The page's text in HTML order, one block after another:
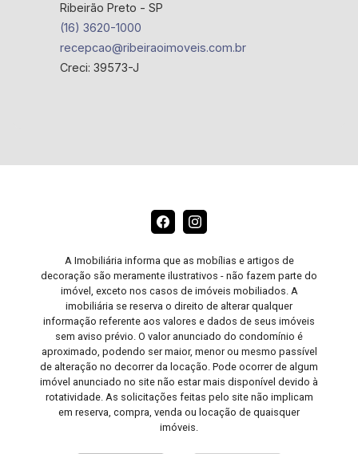
Ribeirão Preto - SP
(16) 3620-1000
recepcao@ribeiraoimoveis.com.br
Creci: 39573-J
A Imobiliária informa que as mobílias e artigos de
decoração são meramente ilustrativos - não fazem parte do
imóvel, exceto nos casos de imóveis mobiliados. A
imobiliária se reserva o direito de alterar qualquer
informação referente aos valores e dados de seus imóveis
sem aviso prévio. O valor anunciado do condomínio é
aproximado, podendo ser maior, menor ou mesmo passível
de alteração no decorrer da locação. Pode ocorrer de algum
imóvel anunciado no site não estar mais disponível devido à
rotatividade. As solicitações feitas pelo site não implicam
em reserva, compra, venda ou locação de quaisquer
imóveis.